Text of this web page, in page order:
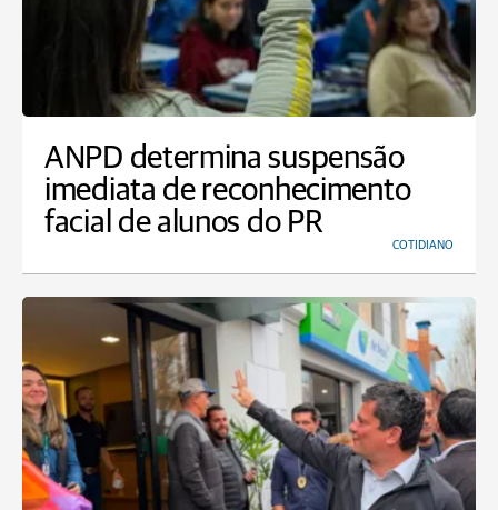
ANPD determina suspensão
imediata de reconhecimento
facial de alunos do PR
COTIDIANO